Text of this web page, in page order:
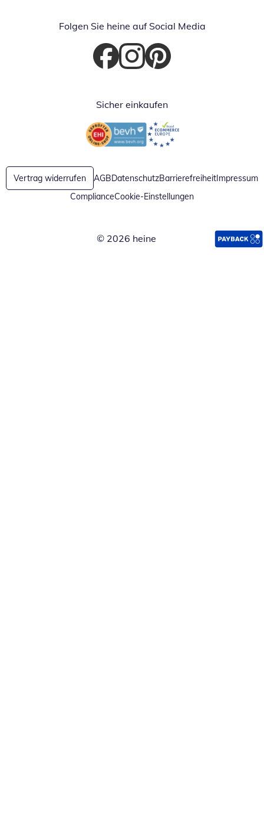
Folgen Sie heine auf Social Media
Öffnet in neuem Fenster
Öffnet in neuem Fenster
Öffnet in neuem Fenster
Sicher einkaufen
Öffnet in neuem FensterÖffnet in neuem Fenster
Vertrag widerrufen AGBDatenschutzBarrierefreiheitImpressum
ComplianceCookie-Einstellungen
© 2026 heine